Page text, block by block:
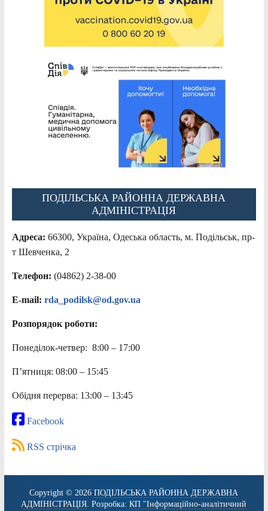
ПОДІЛЬСЬКА РАЙОННА ДЕРЖАВНА
АДМІНІСТРАЦІЯ
Адреса: 66300, Україна, Одеська область, м. Подільськ, пр-
т Шевченка, 2
Телефон: (04862) 2-38-00
E-mail: rda_podilsk@od.gov.ua
Розпорядок роботи:
Понеділок-четвер: 8:00 – 17:00
П’ятниця: 08:00 – 15:45
Обідня перерва: 13:00 – 13:45
Facebook
RSS стрічка
Copyright © 2026ПОДІЛЬСЬКА РАЙОННА ДЕРЖАВНА
АДМІНІСТРАЦІЯ. Розробка:КП "Інформаційно-аналітичний